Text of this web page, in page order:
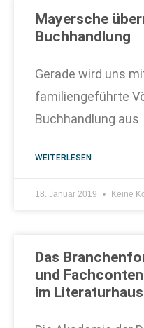
Mayersche
Buchhandlung
Gerade wird uns
familiengeführte
Buchhandlung aus
WEITERLESEN
18. Januar 2019 Keine
Das
und
im